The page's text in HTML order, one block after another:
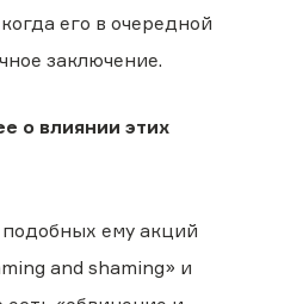
его в очередной
заключение.
о влиянии этих
ему акций
and shaming» и